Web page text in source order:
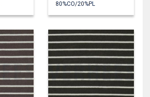
80%CO/20%PL